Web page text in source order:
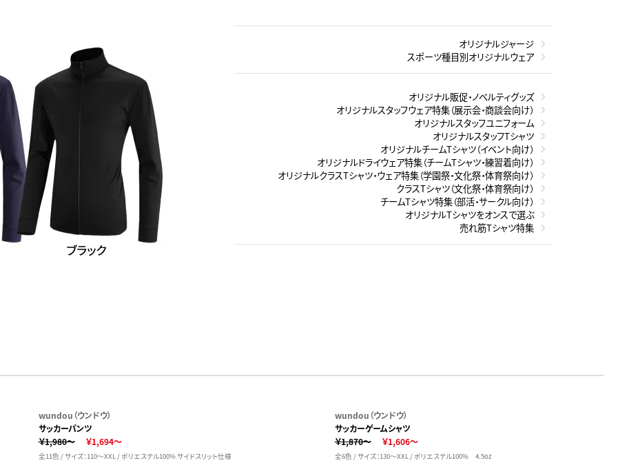
オリジナルジャージ
スポーツ種目別オリジナルウェア
オリジナル販促・ノベルティグッズ
オリジナルスタッフウェア特集（展示会・商談会向け）
オリジナルスタッフユニフォーム
オリジナルスタッフTシャツ
オリジナルチームTシャツ（イベント向け）
オリジナルドライウェア特集（チームTシャツ・練習着向け）
オリジナルクラスTシャツ・ウェア特集（学園祭・文化祭・体育祭向け）
クラスTシャツ（文化祭・体育祭向け）
チームTシャツ特集（部活・サークル向け）
オリジナルTシャツをオンスで選ぶ
売れ筋Tシャツ特集
wundou（ウンドウ）
サッカーパンツ
￥1,980～
￥1,694～
全11色 / サイズ：110～XXL / ポリエステル100% サイドスリット仕様
wundou（ウンドウ）
サッカーゲームシャツ
￥1,870～
￥1,606～
全6色 / サイズ：130～XXL / ポリエステル100% 4.5oz